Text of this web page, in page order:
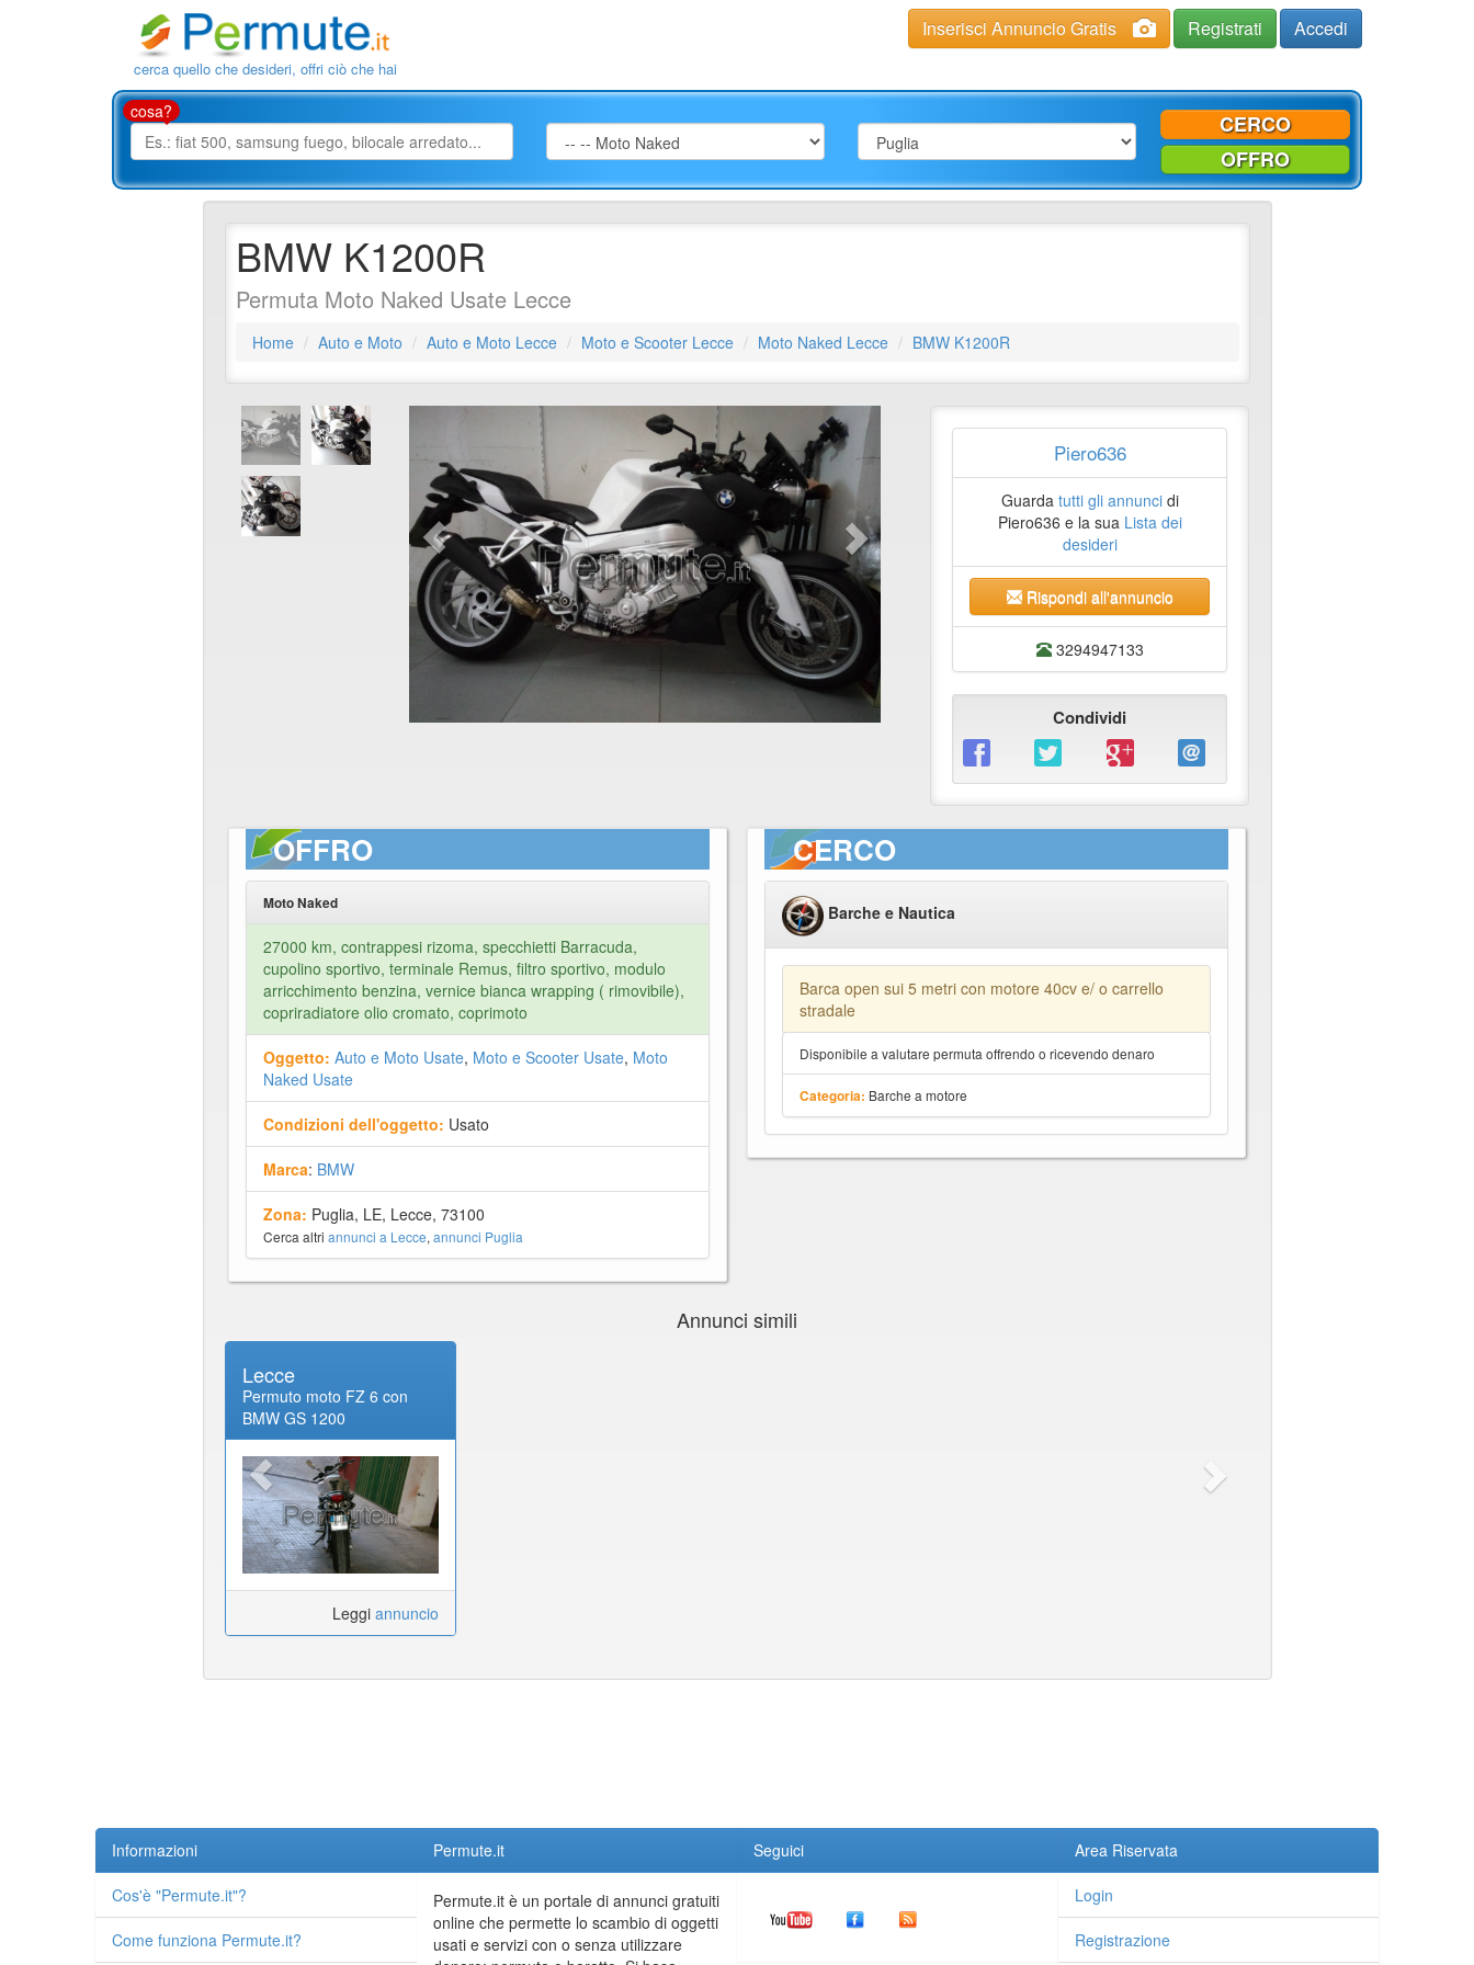
cerca quello che desideri, offri ciò che hai
Inserisci Annuncio Gratis Registrati Accedi
cosa?
CERCO
OFFRO
BMW K1200R
Permuta Moto Naked Usate Lecce
Home Auto e Moto Auto e Moto Lecce Moto e Scooter Lecce Moto Naked Lecce BMW K1200R
Piero636
Guarda tutti gli annuncidi
Piero636 e la sua Lista dei
desideri
Rispondi all'annuncio
3294947133
Condividi
OFFRO
Moto Naked
27000 km, contrappesi rizoma, specchietti Barracuda,
cupolino sportivo, terminale Remus, filtro sportivo, modulo
arricchimento benzina, vernice bianca wrapping ( rimovibile),
copriradiatore olio cromato, coprimoto
Oggetto: Auto e Moto Usate, Moto e Scooter Usate, Moto
Naked Usate
Condizioni dell'oggetto: Usato
Marca: BMW
Zona: Puglia, LE, Lecce, 73100
Cerca altri annunci a Lecce, annunci Puglia
CERCO
Barche e Nautica
Barca open sui 5 metri con motore 40cv e/ o carrello
stradale
Disponibile a valutare permuta offrendo o ricevendo denaro
Categoria: Barche a motore
Annunci simili
Lecce
Permuto moto FZ 6 con
BMW GS 1200
Leggi annuncio
Informazioni
Cos'è "Permute.it"?
Come funziona Permute.it?
Permute.it
Permute.it è un portale di annunci gratuiti
online che permette lo scambio di oggetti
usati e servizi con o senza utilizzare
Seguici Area Riservata
Login
Registrazione